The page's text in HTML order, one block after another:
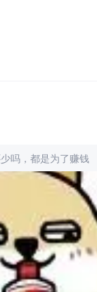
吗，都是为了赚钱